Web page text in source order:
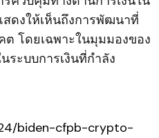
ดงให้เห็นถึงการพัฒนาที่
โดยเฉพาะในมุมมองของ
ระบบการเงินที่กำลัง
biden-cfpb-crypto-